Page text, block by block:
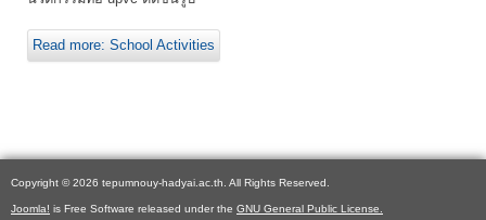
Read more: School Activities
Copyright © 2026 tepumnouy-hadyai.ac.th. All Rights Reserved.
Joomla! is Free Software released under the GNU General Public License.